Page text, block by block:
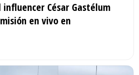
César Gastélum
en vivo en